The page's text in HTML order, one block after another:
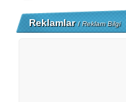
Reklamlar/Reklam Bilgi